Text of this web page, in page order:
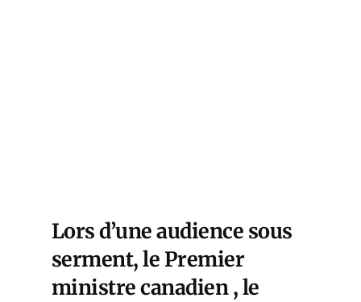
Lors d’une audience sous
serment, le Premier
ministre canadien , le